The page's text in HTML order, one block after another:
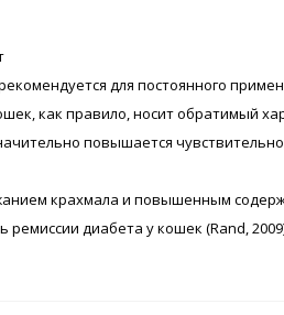
для постоянного
как правило, носит обратимый
повышается
крахмала и повышенным
ремиссии диабета у кошек (Rand,